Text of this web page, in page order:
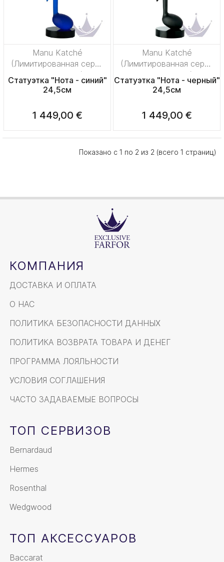
Manu Katché
(Лимитированная серия
на 500 пред.)
Статуэтка "Нота - синий"
24,5см
1 449,00 €
Manu Katché
(Лимитированная серия
на 500 пред.)
Статуэтка "Нота - черный"
24,5см
1 449,00 €
Показано с 1 по 2 из 2 (всего 1 страниц)
КОМПАНИЯ
ДОСТАВКА И ОПЛАТА
О НАС
ПОЛИТИКА БЕЗОПАСНОСТИ ДАННЫХ
ПОЛИТИКА ВОЗВРАТА ТОВАРА И ДЕНЕГ
ПРОГРАММА ЛОЯЛЬНОСТИ
УСЛОВИЯ СОГЛАШЕНИЯ
ЧАСТО ЗАДАВАЕМЫЕ ВОПРОСЫ
ТОП СЕРВИЗОВ
Bernardaud
Hermes
Rosenthal
Wedgwood
ТОП АКСЕССУАРОВ
Baccarat